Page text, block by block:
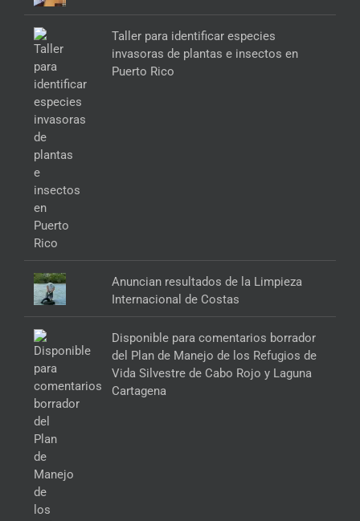
Taller para identificar especies
invasoras de plantas e insectos en
Puerto Rico
Anuncian resultados de la Limpieza
Internacional de Costas
Disponible para comentarios borrador
del Plan de Manejo de los Refugios de
Vida Silvestre de Cabo Rojo y Laguna
Cartagena